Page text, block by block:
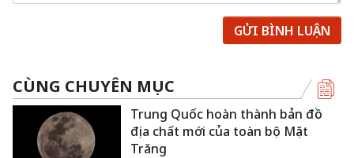
GỬI BÌNH LUẬN
CÙNG CHUYÊN MỤC
Trung Quốc hoàn thành bản đồ
địa chất mới của toàn bộ Mặt
Trăng